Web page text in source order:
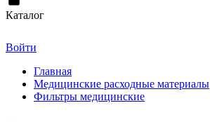
Каталог
Войти
Главная
Медицинские расходные материалы
Фильтры медицинские